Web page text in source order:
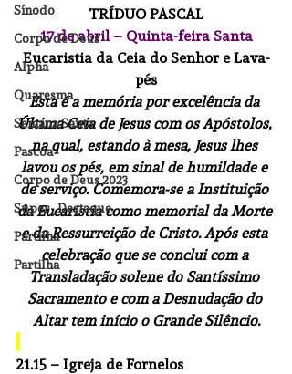
Sínodo
Corpo de Deus
Alpha
Quaresma
Semana Santa
Pascoa
Corpo de Deus 2023
Super_Destaque
Partilha
Partilha
TRÍDUO PASCAL
17 de abril – Quinta-feira Santa
Eucaristia da Ceia do Senhor e Lava-
pés
Esta é a memória por excelência da
Última Ceia de Jesus com os Apóstolos,
na qual, estando à mesa, Jesus lhes
lavou os pés, em sinal de humildade e
de serviço. Comemora-se a Instituição
da Eucaristia como memorial da Morte
e da Ressurreição de Cristo. Após esta
celebração que se conclui com a
Transladação solene do Santíssimo
Sacramento e com a Desnudação do
Altar tem início o Grande Silêncio.
21.15 – Igreja de Fornelos